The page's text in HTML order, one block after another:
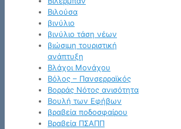
Βιλούσα
βινύλιο
βινύλιο τάση νέων
βιώσιμη τουριστική
ανάπτυξη
Βλάχοι Μονάχου
Βόλος – Πανσερραϊκός
Βορράς Νότος ανισότητα
Βουλή των Εφήβων
βραβεία ποδοσφαίρου
Βραβεία ΠΣΑΠΠ